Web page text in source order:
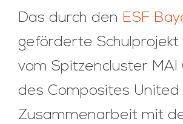
Das durch den ESF
geförderte Schulprojekt
vom Spitzencluster MAI
des Composites United
Zusammenarbeit mit